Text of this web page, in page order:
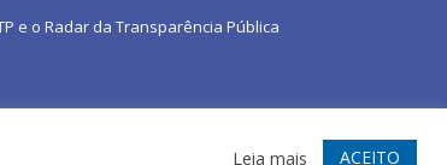
e o Radar da Transparência Pública
Acessar Webmail
Leia mais ACEITO